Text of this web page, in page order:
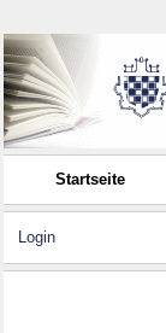
Startseite
Login